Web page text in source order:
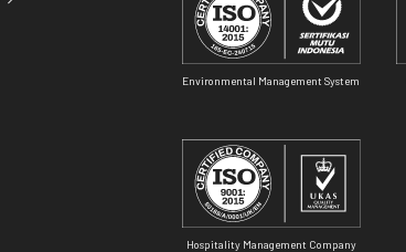
Environmental Management System
Hospitality Management Company